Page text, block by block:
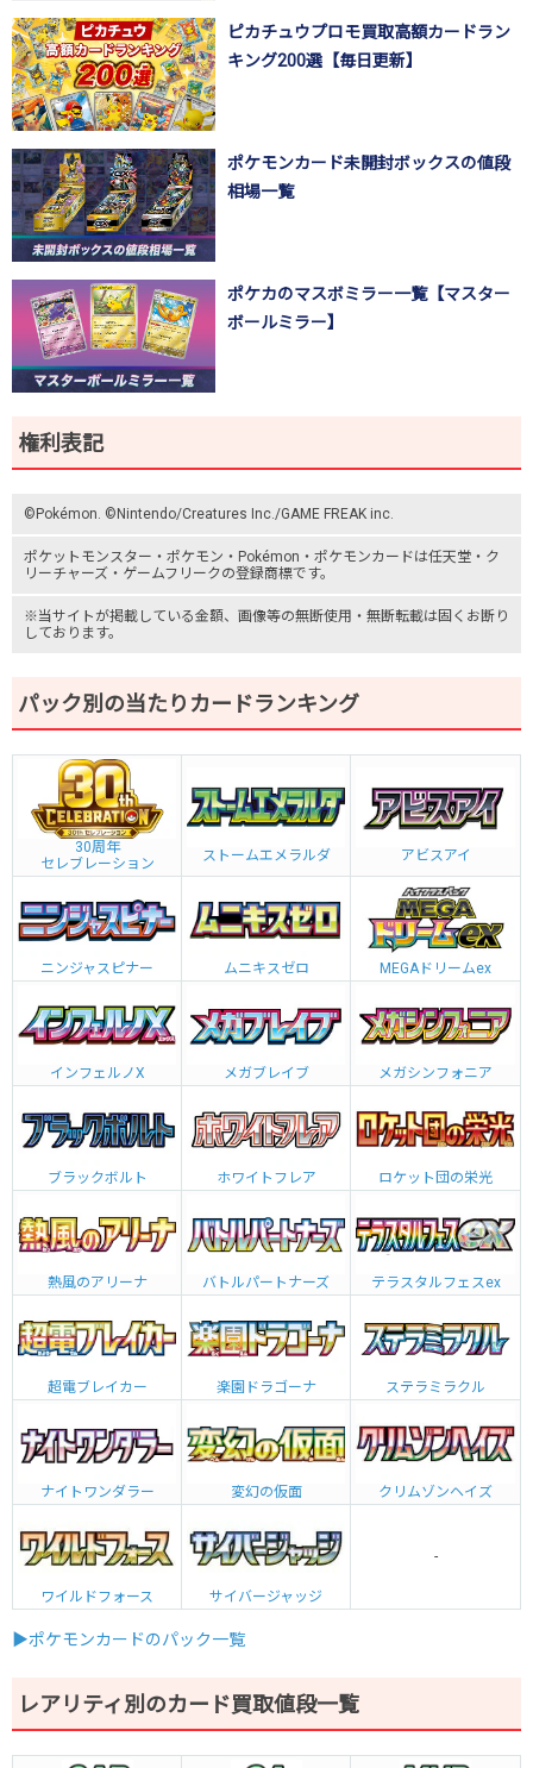
ピカチュウプロモ買取高額カードラン
キング200選【毎日更新】
ポケモンカード未開封ボックスの値段
相場一覧
ポケカのマスボミラー一覧【マスター
ボールミラー】
権利表記
©Pokémon. ©Nintendo/Creatures Inc./GAME FREAK inc.
ポケットモンスター ・ポケモン・Pokémon・ ポケモンカードは任天堂・ ク
リーチャーズ ・ ゲームフリークの登録商標です。
※当サイトが掲載している金額、画像等の無断使用・無断転載は固くお断り
しております。
パック別の当たりカードランキング
30周年
セレブレーション
ストームエメラルダ アビスアイ
ニンジャスピナー ムニキスゼロ MEGAドリームex
インフェルノX メガブレイブ メガシンフォニア
ブラックボルト ホワイトフレア ロケット団の栄光
熱風のアリーナ バトルパートナーズ テラスタルフェスex
超電ブレイカー 楽園ドラゴーナ ステラミラクル
ナイトワンダラー 変幻の仮面 クリムゾンヘイズ
ワイルドフォース サイバージャッジ
-
▶ポケモンカードのパック一覧
レアリティ別のカード買取値段一覧